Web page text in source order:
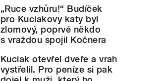
„Ruce vzhůru!“ Budíček
pro Kuciakovy katy byl
zlomový, poprvé někdo
s vraždou spojil Kočnera
Kuciak otevřel dveře a vrah
vystřelil. Pro peníze si pak